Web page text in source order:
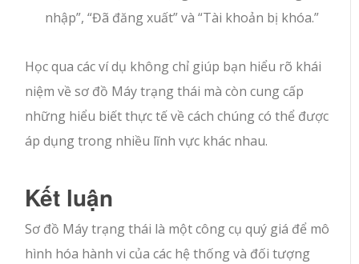
nhập”, “Đã đăng xuất” và “Tài khoản bị khóa.”
Học qua các ví dụ không chỉ giúp bạn hiểu rõ khái
niệm về sơ đồ Máy trạng thái mà còn cung cấp
những hiểu biết thực tế về cách chúng có thể được
áp dụng trong nhiều lĩnh vực khác nhau.
Kết luận
Sơ đồ Máy trạng thái là một công cụ quý giá để mô
hình hóa hành vi của các hệ thống và đối tượng